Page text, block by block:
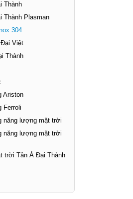
Thành
Thành Plasman
304
Việt
Thành
Ariston
Ferroli
năng lượng mặt trời
năng lượng mặt trời
trời Tân Á Đại Thành